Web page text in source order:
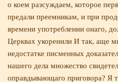
о коем разсуждаем, которое
предали преемникам, и при
времени употреблении онаго,
Церквах укорени­ли И так, аще
недостатке писменных
наше­го дела множество
оправдывающаго приговора? Я